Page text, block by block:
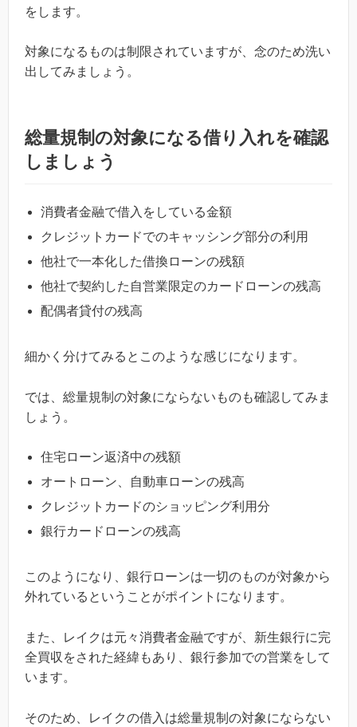
をします。
対象になるものは制限されていますが、念のため洗い
出してみましょう。
総量規制の対象になる借り入れを確認
しましょう
消費者金融で借入をしている金額
クレジットカードでのキャッシング部分の利用
他社で一本化した借換ローンの残額
他社で契約した自営業限定のカードローンの残高
配偶者貸付の残高
細かく分けてみるとこのような感じになります。
では、総量規制の対象にならないものも確認してみま
しょう。
住宅ローン返済中の残額
オートローン、自動車ローンの残高
クレジットカードのショッピング利用分
銀行カードローンの残高
このようになり、銀行ローンは一切のものが対象から
外れているということがポイントになります。
また、レイクは元々消費者金融ですが、新生銀行に完
全買収をされた経緯もあり、銀行参加での営業をして
います。
そのため、レイクの借入は総量規制の対象にならない